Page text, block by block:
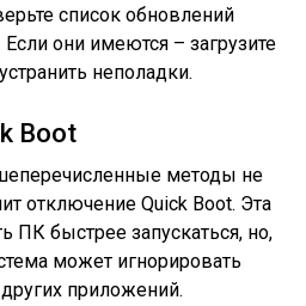
список обновлений
они имеются – загрузите
неполадки.
Boot
методы не
отключение Quick Boot. Эта
ПК быстрее запускаться, но,
может игнорировать
приложений.